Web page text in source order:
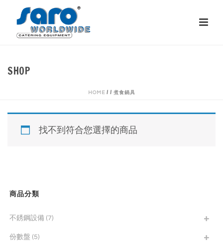
SHOP
HOME/ / 煮食鍋具
找不到符合您選擇的商品
商品分類
不銹鋼設備 (7)
份數盤 (5)